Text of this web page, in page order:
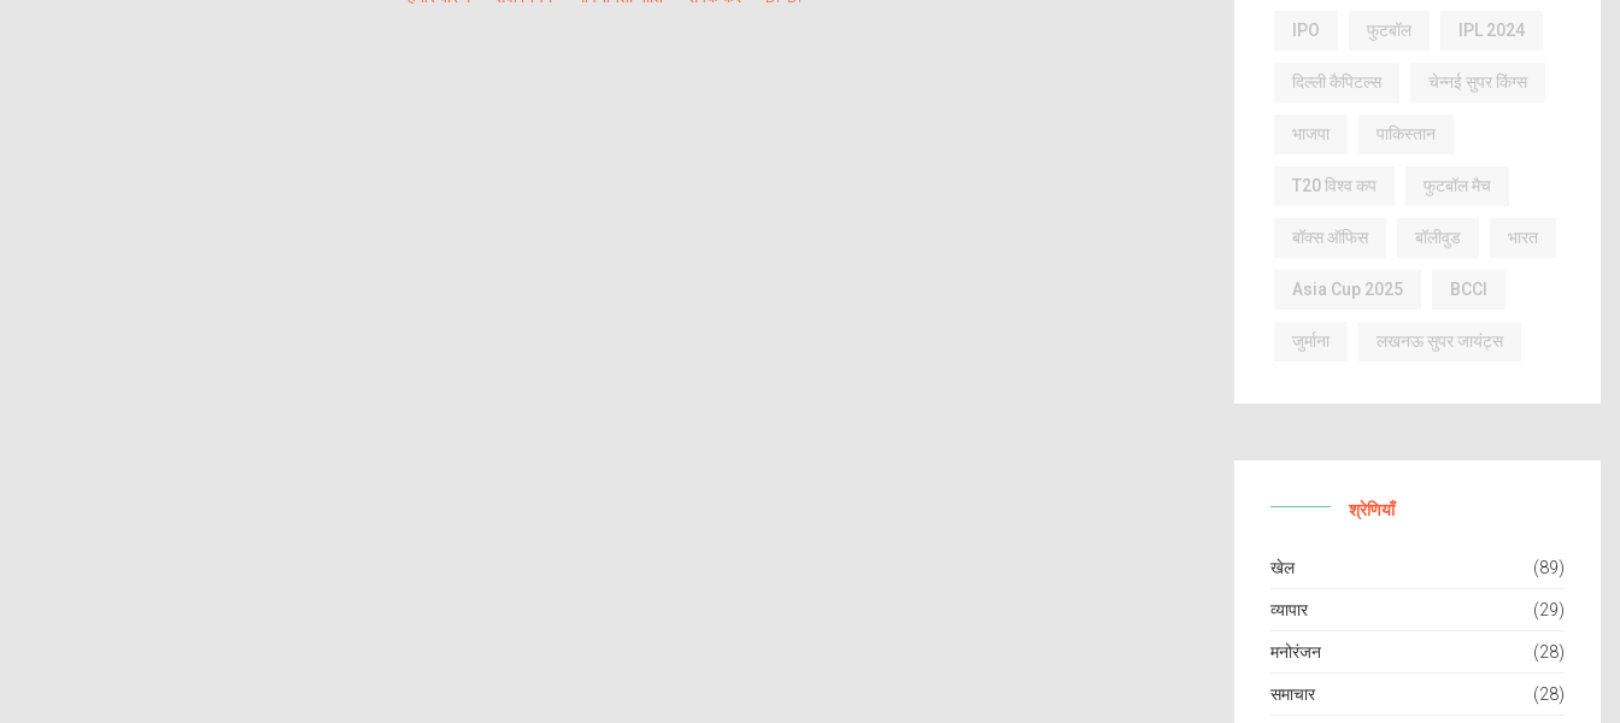
IPO फुटबॉल IPL 2024
दिल्ली कैपिटल्स चेन्नई सुपर किंग्स
भाजपा पाकिस्तान
T20 विश्व कप फुटबॉल मैच
बॉक्स ऑफिस बॉलीवुड भारत
Asia Cup 2025 BCCI
जुर्माना लखनऊ सुपर जायंट्स
श्रेणियाँ
खेल (89)
व्यापार (29)
मनोरंजन (28)
समाचार (28)